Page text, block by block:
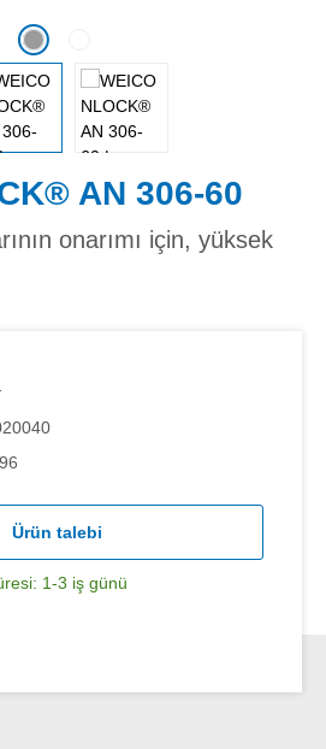
AN 306-60
onarımı için, yüksek
Ürün talebi
1-3 iş günü